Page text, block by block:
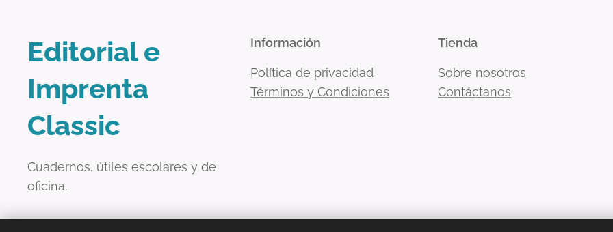
Editorial e
Imprenta
Classic
Cuadernos, útiles escolares y de
oficina.
Información
Política de privacidad
Términos y Condiciones
Tienda
Sobre nosotros
Contáctanos